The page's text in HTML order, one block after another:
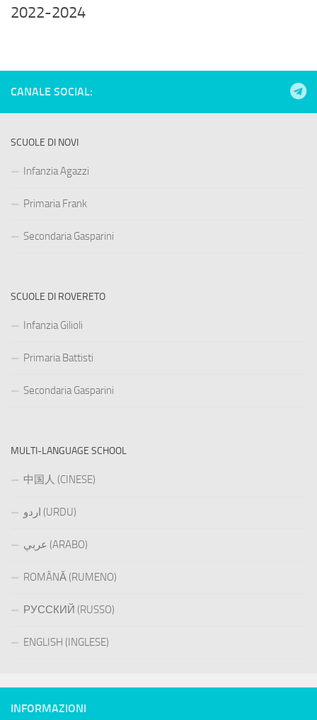
2022-2024
CANALE SOCIAL:
SCUOLE DI NOVI
Infanzia Agazzi
Primaria Frank
Secondaria Gasparini
SCUOLE DI ROVERETO
Infanzia Gilioli
Primaria Battisti
Secondaria Gasparini
MULTI-LANGUAGE SCHOOL
中国人 (CINESE)
اردو (URDU)
عربي (ARABO)
ROMÂNĂ (RUMENO)
РУССКИЙ (RUSSO)
ENGLISH (INGLESE)
INFORMAZIONI